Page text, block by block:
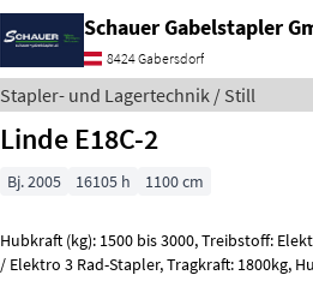
Schauer Gabelstapler
8424 Gabersdorf
Stapler- und Lagertechnik / Still
Linde E18C-2
Bj. 2005 16105 h 1100 cm
Hubkraft (kg): 1500 bis 3000, Treibstoff:
/ Elektro 3 Rad-Stapler, Tragkraft: 1800kg, Hubhöhe: 4770mm,